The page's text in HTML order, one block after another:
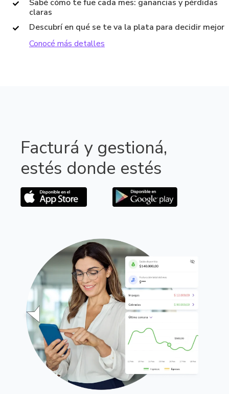
Sabé cómo te fue cada mes: ganancias y pérdidas
claras
Descubrí en qué se te va la plata para decidir mejor
Conocé más detalles
Facturá y gestioná,
estés donde estés